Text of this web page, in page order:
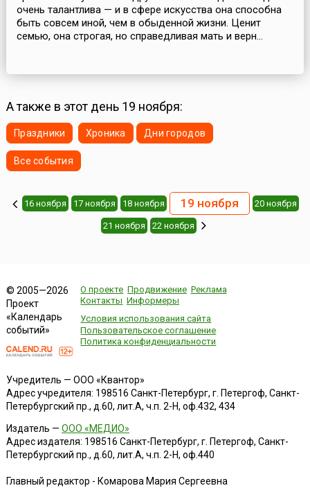
очень талантлива — и в сфере искусства она способна
быть совсем иной, чем в обыденной жизни. Ценит
семью, она строгая, но справедливая мать и верн...
А также в этот день 19 ноября:
Праздники Хроника Дни городов
Все события
16 ноября 17 ноября 18 ноября 19 ноября 20 ноября
21 ноября 22 ноября
© 2005—2026
Проект
«Календарь
событий»
О проекте Продвижение Реклама
Контакты Информеры
Условия использования сайта
Пользовательское соглашение
Политика конфиденциальности
Учредитель — ООО «Квантор»
Адрес учредителя: 198516 Санкт-Петербург, г. Петергоф, Санкт-
Петербургский пр., д.60, лит.А, ч.п. 2-Н, оф.432, 434
Издатель — ООО «МЕДИО»
Адрес издателя: 198516 Санкт-Петербург, г. Петергоф, Санкт-
Петербургский пр., д.60, лит.А, ч.п. 2-Н, оф.440
Главный редактор - Комарова Мария Сергеевна